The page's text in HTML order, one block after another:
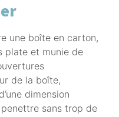
une boîte en carton,
plate et munie de
de la boîte,
dimension
sans trop de